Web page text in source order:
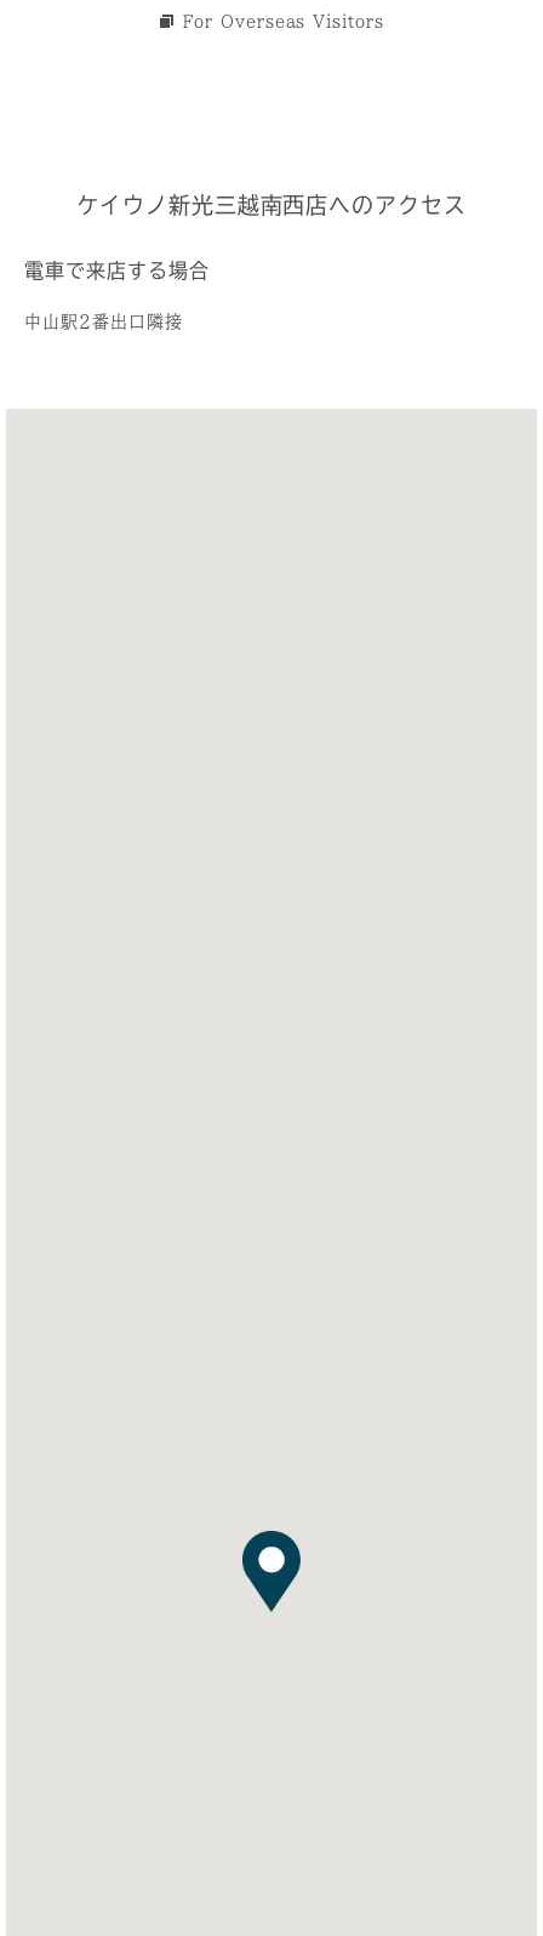
For Overseas Visitors
ケイウノ新光三越南西店へのアクセス
電車で来店する場合
中山駅2番出口隣接